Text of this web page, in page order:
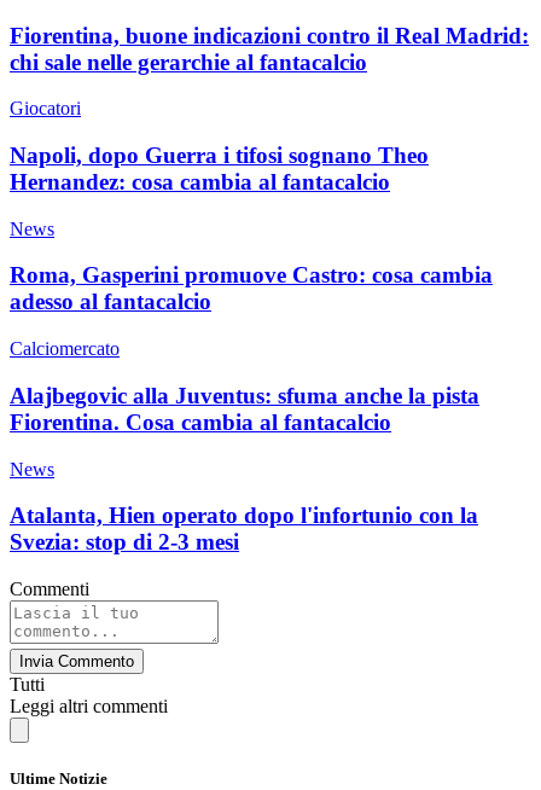
Fiorentina, buone indicazioni contro il Real Madrid:
chi sale nelle gerarchie al fantacalcio
Giocatori
Napoli, dopo Guerra i tifosi sognano Theo
Hernandez: cosa cambia al fantacalcio
News
Roma, Gasperini promuove Castro: cosa cambia
adesso al fantacalcio
Calciomercato
Alajbegovic alla Juventus: sfuma anche la pista
Fiorentina. Cosa cambia al fantacalcio
News
Atalanta, Hien operato dopo l'infortunio con la
Svezia: stop di 2-3 mesi
Commenti
Invia Commento
Tutti
Leggi altri commenti
Ultime Notizie